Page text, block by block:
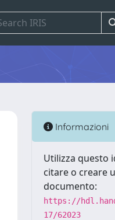
Informazioni
Utilizza questo
citare o creare
documento:
https://
17/62023